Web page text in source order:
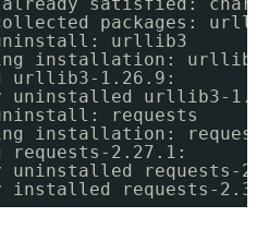
packages:
urllib3
installation: urllib3
urllib3-1.26.9:
uninstalled urllib3-
requests
installation:
2.27.1:
uninstalled requests-
installed requests-